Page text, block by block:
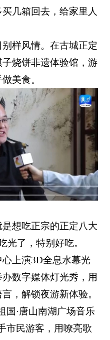
几箱回去，给家里人
样风情。在古城正定
烧饼非遗体验馆，游
美食。
想吃正宗的正定八大
光了，特别好吃。
上演3D全息水幕光
数字媒体灯光秀，用
，解锁夜游新体验。
国·唐山南湖广场音乐
市民游客，用嘹亮歌